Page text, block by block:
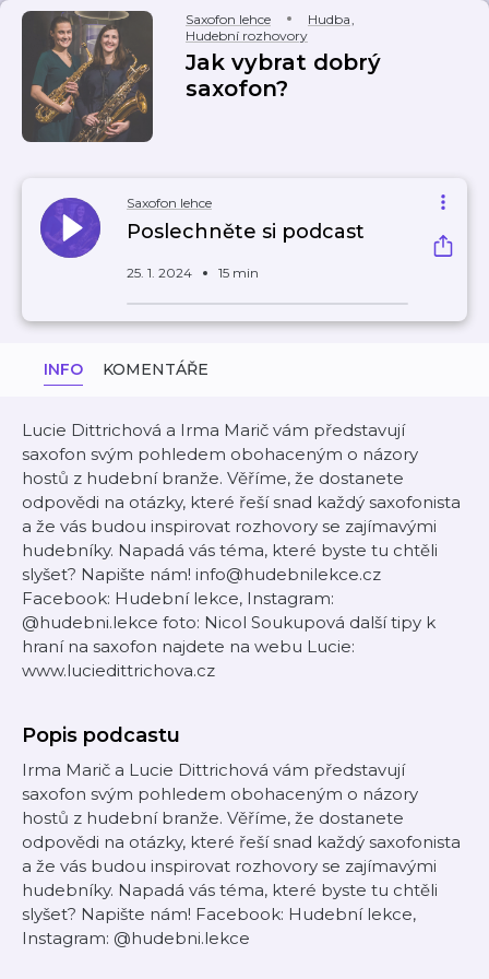
Saxofon lehce Hudba,
Hudební rozhovory
Jak vybrat dobrý
saxofon?
Saxofon lehce
Poslechněte si podcast
25. 1. 2024 15 min
INFO KOMENTÁŘE
Lucie Dittrichová a Irma Marič vám představují
saxofon svým pohledem obohaceným o názory
hostů z hudební branže. Věříme, že dostanete
odpovědi na otázky, které řeší snad každý saxofonista
a že vás budou inspirovat rozhovory se zajímavými
hudebníky. Napadá vás téma, které byste tu chtěli
slyšet? Napište nám! info@hudebnilekce.cz
Facebook: Hudební lekce, Instagram:
@hudebni.lekce foto: Nicol Soukupová další tipy k
hraní na saxofon najdete na webu Lucie:
www.luciedittrichova.cz
Popis podcastu
Irma Marič a Lucie Dittrichová vám představují
saxofon svým pohledem obohaceným o názory
hostů z hudební branže. Věříme, že dostanete
odpovědi na otázky, které řeší snad každý saxofonista
a že vás budou inspirovat rozhovory se zajímavými
hudebníky. Napadá vás téma, které byste tu chtěli
slyšet? Napište nám! Facebook: Hudební lekce,
Instagram: @hudebni.lekce